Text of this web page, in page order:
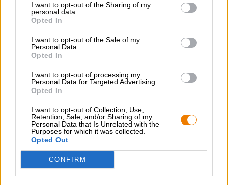
I want to opt-out of the Sharing of my
personal data.
Opted In
I want to opt-out of the Sale of my
Personal Data.
Opted In
I want to opt-out of processing my
Personal Data for Targeted Advertising.
Opted In
I want to opt-out of Collection, Use,
Retention, Sale, and/or Sharing of my
Personal Data that Is Unrelated with the
Purposes for which it was collected.
Opted Out
CONFIRM
bierziehungskiste® Bierpakket
Die Bierothek®
€ 35,39
EINWEG + MEHRWEG